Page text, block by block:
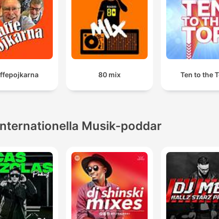
80 mix Ten to the
Musik-poddar